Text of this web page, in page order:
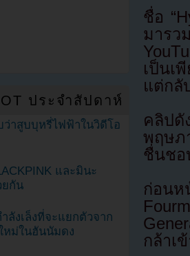
ชื่อ
มาร
เป็นเ
แต่กลั
คลิป
พฤษภ
ชื่นชอ
ก่อนห
กล้าเ
ประจำสัปดาห์
าสูบบุหรี่ไฟฟ้าในวิดีโอ
และมินะ
ยกัน
ลังเล็งที่จะแยกตัวจาก
หม่ในฮันนัมดง